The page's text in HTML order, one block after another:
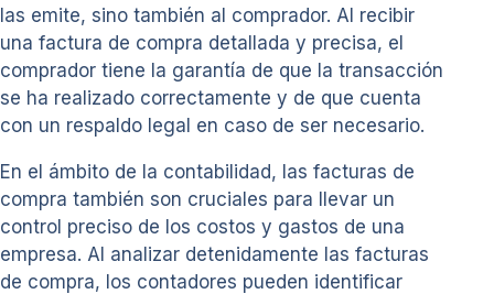
las emite, sino también al comprador. Al recibir
una factura de compra detallada y precisa, el
comprador tiene la garantía de que la transacción
se ha realizado correctamente y de que cuenta
con un respaldo legal en caso de ser necesario.
En el ámbito de la contabilidad, las facturas de
compra también son cruciales para llevar un
control preciso de los costos y gastos de una
empresa. Al analizar detenidamente las facturas
de compra, los contadores pueden identificar